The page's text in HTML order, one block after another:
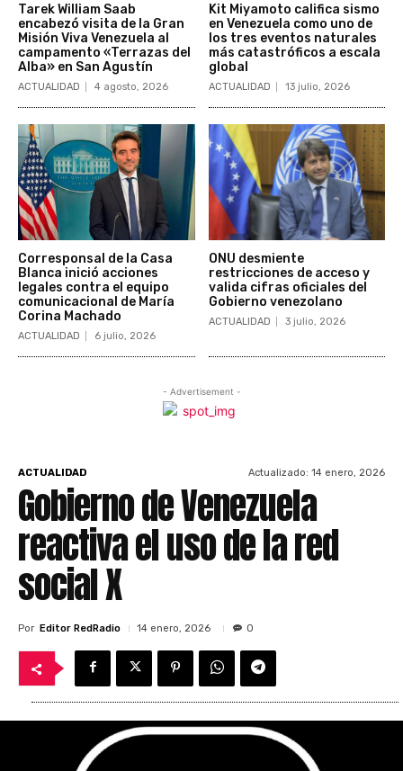
Tarek William Saab
encabezó visita de la Gran
Misión Viva Venezuela al
campamento «Terrazas del
Alba» en San Agustín
ACTUALIDAD 4 agosto, 2026
Kit Miyamoto califica sismo
en Venezuela como uno de
los tres eventos naturales
más catastróficos a escala
global
ACTUALIDAD 13 julio, 2026
Corresponsal de la Casa
Blanca inició acciones
legales contra el equipo
comunicacional de María
Corina Machado
ACTUALIDAD 6 julio, 2026
ONU desmiente
restricciones de acceso y
valida cifras oficiales del
Gobierno venezolano
ACTUALIDAD 3 julio, 2026
- Advertisement -